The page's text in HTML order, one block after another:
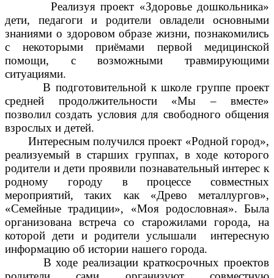
Реализуя проект «Здоровье дошкольника»
дети, педагоги и родители овладели основными
знаниями о здоровом образе жизни, познакомились
с некоторыми приёмами первой медицинской
помощи, с возможными травмирующими
ситуациями.
В подготовительной к школе группе проект
средней продолжительности «Мы – вместе»
позволил создать условия для свободного общения
взрослых и детей.
Интересным получился проект «Родной город»,
реализуемый в старших группах, в ходе которого
родители и дети проявили познавательный интерес к
родному городу в процессе совместных
мероприятий, таких как «Древо металлургов»,
«Семейные традиции», «Моя родословная». Была
организована встреча со старожилами города, на
которой дети и родители услышали интересную
информацию об истории нашего города.
В ходе реализации краткосрочных проектов